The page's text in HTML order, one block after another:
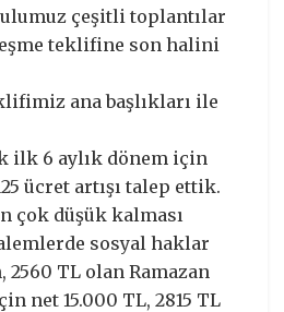
çeşitli toplantılar
teklifine son halini
ana başlıkları ile
ilk 6 aylık dönem için
ücret artışı talep ettik.
çok düşük kalması
sosyal haklar
TL olan Ramazan
net 15.000 TL, 2815 TL